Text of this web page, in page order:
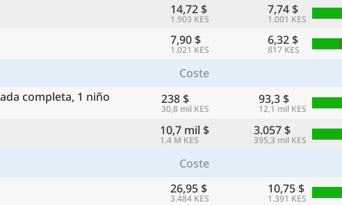
14,72 $
1.903 KES
7,74 $
1.001 KES
7,90 $
1.021 KES
6,32 $
817 KES
Coste
completa, 1 niño
238 $
30,8 mil KES
93,3 $
12,1 mil KES
10,7 mil $
1,4 M KES
3.057 $
395,3 mil KES
Coste
26,95 $
3.484 KES
10,75 $
1.391 KES